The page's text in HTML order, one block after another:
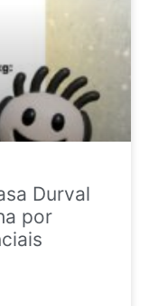
Durval
por